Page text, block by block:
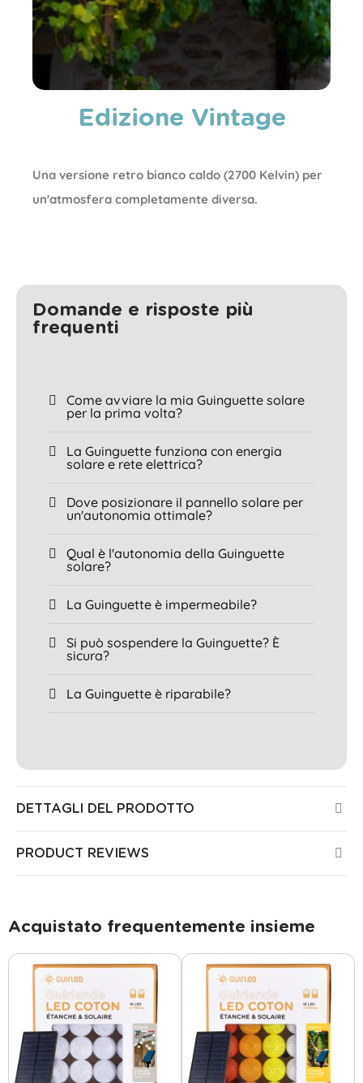
Edizione Vintage
Una versione retro bianco caldo (2700 Kelvin) per
un'atmosfera completamente diversa.
Domande e risposte più
frequenti
Come avviare la mia Guinguette solare
per la prima volta?
La Guinguette funziona con energia
solare e rete elettrica?
Dove posizionare il pannello solare per
un'autonomia ottimale?
Qual è l'autonomia della Guinguette
solare?
La Guinguette è impermeabile?
Si può sospendere la Guinguette? È
sicura?
La Guinguette è riparabile?
DETTAGLI DEL PRODOTTO
PRODUCT REVIEWS
Acquistato frequentemente insieme